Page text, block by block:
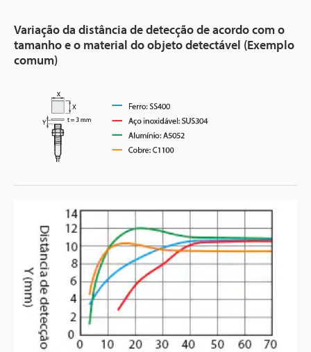
Variação da distância de detecção de acordo com o
tamanho e o material do objeto detectável (Exemplo
comum)